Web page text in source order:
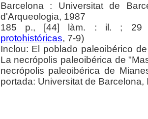
Barcelona : Universitat de
d'Arqueologia, 1987
185 p., [44] làm. : il. ; 29
protohistóricas, 7-9)
Inclou: El poblado paleoibérico
La necrópolis paleoibérica de
necrópolis paleoibérica de
portada: Universitat de